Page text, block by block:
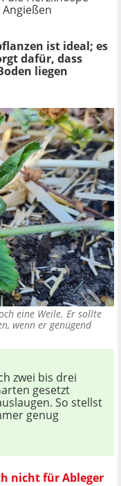
ist ideal; es
dafür, dass
liegen
eine Weile. Er sollte
wenn er genügend
zwei bis drei
gesetzt
So stellst
genug
nicht für Ableger